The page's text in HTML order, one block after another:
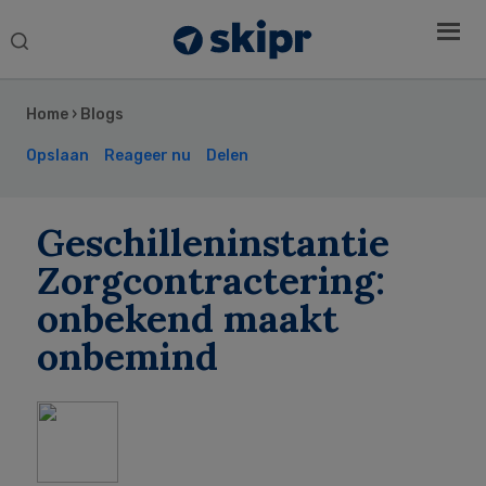
Search
Home › Blogs
Opslaan Reageer nu Delen
Geschilleninstantie
Zorgcontractering:
onbekend maakt
onbemind
Sidebar